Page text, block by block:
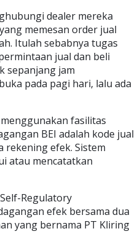
dealer mereka
memesan order jual
Itulah sebabnya tugas
jual dan beli
sepanjang jam
pada pagi hari, lalu ada
fasilitas
BEI adalah kode jual
efek. Sistem
atau mencatatkan
Regulatory
efek bersama dua
yang bernama PT Kliring